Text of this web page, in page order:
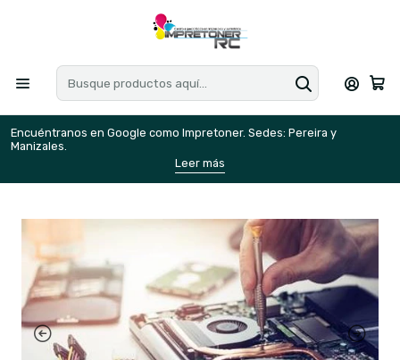
Encuéntranos en Google como Impretoner. Sedes: Pereira y
Manizales.
Leer más